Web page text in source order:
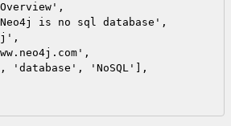
is no sql database',
'database', 'NoSQL'],